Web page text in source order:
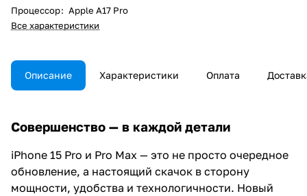
Процессор: Apple A17 Pro
Все характеристики
Описание Характеристики Оплата
Совершенство — в каждой детали
iPhone 15 Pro и Pro Max — это не просто очередное
обновление, а настоящий скачок в сторону
мощности, удобства и технологичности. Новый